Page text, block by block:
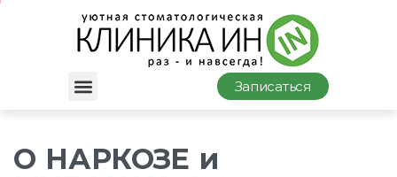
Записаться
О НАРКОЗЕ и